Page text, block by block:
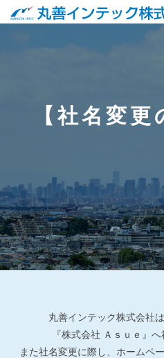
【社名変更
丸善インテック株式会社
『株式会社 Ａｓｕｅ』
また社名変更に際し、ホームペ